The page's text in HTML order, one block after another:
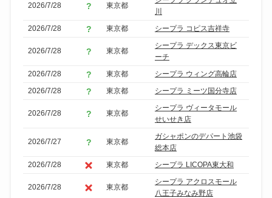
2026/7/28 東京都
川
2026/7/28
東京都 シープラ コピス吉祥寺
2026/7/28 東京都
シープラ デックス東京ビ
ーチ
2026/7/28
東京都
シープラ ウィング高輪店
2026/7/28
東京都 シープラ ミーツ国分寺店
2026/7/28 東京都
シープラ ヴィータモール
せいせき店
2026/7/27 東京都
ガシャポンのデパート池袋
総本店
2026/7/28
東京都 シープラ LICOPA東大和
2026/7/28 東京都
シープラ アクロスモール
八王子みなみ野店